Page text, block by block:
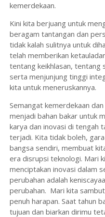
kemerdekaan.
Kini kita berjuang untuk
beragam tantangan dan
tidak kalah sulitnya untuk
telah memberikan
tentang keikhlasan, tentang
serta menjunjung tinggi
kita untuk meneruskannya.
Semangat kemerdekaan
menjadi bahan bakar untuk
karya dan inovasi di tengah
terjadi. Kita tidak boleh,
bangsa sendiri, membuat
era disrupsi teknologi. Mari
menciptakan inovasi dalam
perubahan adalah
perubahan. Mari kita
penuh harapan. Saat tahun
tujuan dan biarkan dirimu